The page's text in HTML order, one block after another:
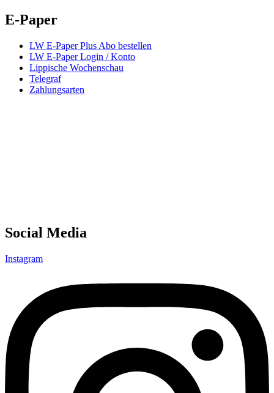
E-Paper
LW E-Paper Plus Abo bestellen
LW E-Paper Login / Konto
Lippische Wochenschau
Telegraf
Zahlungsarten
Social Media
Instagram